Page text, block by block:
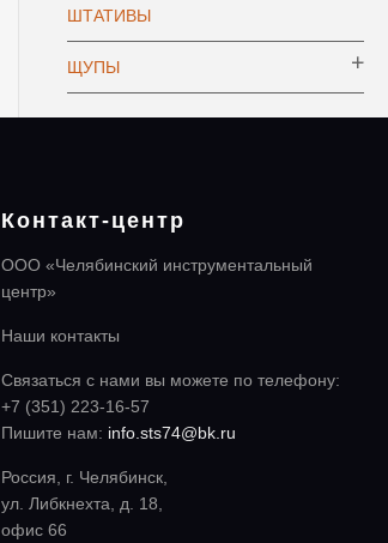
ШТАТИВЫ
ЩУПЫ
Контакт-центр
ООО «Челябинский инструментальный
центр»
Наши контакты
Связаться с нами вы можете по телефону:
+7 (351) 223-16-57
Пишите нам: info.sts74@bk.ru
Россия, г. Челябинск,
ул. Либкнехта, д. 18,
офис 66